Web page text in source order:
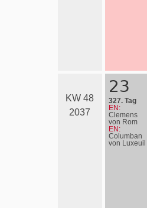
KW 48
2037
23
327. Tag
EN:
Clemens
von Rom
EN:
Columban
von Luxeuil